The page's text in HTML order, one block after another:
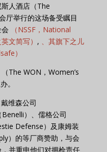
人酒店（The
厅举行的这场备受瞩目
（NSSF，National
文简写） , 、其旗下之儿
）
（The WON，Women’s
。
维森公司
）、儒格公司
Defense）及康姆装
）的等厂商赞助，与会
并重申他们对拥枪责任